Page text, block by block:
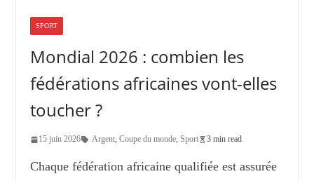
SPORT
Mondial 2026 : combien les
fédérations africaines vont-elles
toucher ?
15 juin 2026 Argent, Coupe du monde, Sport 3 min read
Chaque fédération africaine qualifiée est assurée